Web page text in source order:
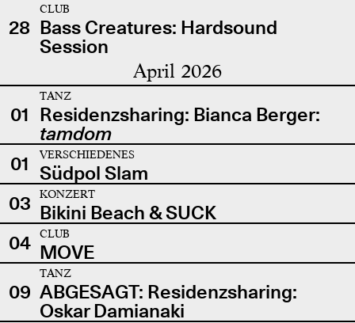
28
CLUB
Bass Creatures: Hardsound
Session
April 2026
01
TANZ
Residenzsharing: Bianca Berger:
tamdom
01
VERSCHIEDENES
Südpol Slam
03
KONZERT
Bikini Beach & SUCK
04
CLUB
MOVE
09
TANZ
ABGESAGT: Residenzsharing:
Oskar Damianaki